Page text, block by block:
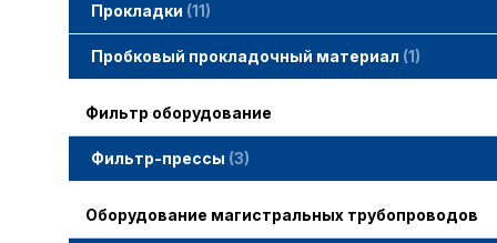
Прокладки 11
Пробковый прокладочный материал 1
Фильтр оборудование
Фильтр-прессы 3
Оборудование магистральных трубопроводов